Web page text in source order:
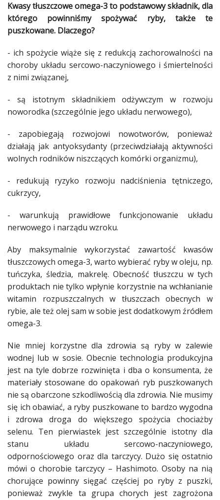
Kwasy tłuszczowe omega-3 to podstawowy składnik, dla
którego powinniśmy spożywać ryby, także te
puszkowane. Dlaczego?
- ich spożycie wiąże się z redukcją zachorowalności na
choroby układu sercowo-naczyniowego i śmiertelności
z nimi związanej,
- są istotnym składnikiem odżywczym w rozwoju
noworodka (szczególnie jego układu nerwowego),
- zapobiegają rozwojowi nowotworów, ponieważ
działają jak antyoksydanty (przeciwdziałają aktywności
wolnych rodników niszczących komórki organizmu),
- redukują ryzyko rozwoju nadciśnienia tętniczego,
cukrzycy,
- warunkują prawidłowe funkcjonowanie układu
nerwowego i narządu wzroku.
Aby maksymalnie wykorzystać zawartość kwasów
tłuszczowych omega-3, warto wybierać ryby w oleju, np.
tuńczyka, śledzia, makrelę. Obecność tłuszczu w tych
produktach nie tylko wpłynie korzystnie na wchłanianie
witamin rozpuszczalnych w tłuszczach obecnych w
rybie, ale też olej sam w sobie jest dodatkowym źródłem
omega-3.
Nie mniej korzystne dla zdrowia są ryby w zalewie
wodnej lub w sosie. Obecnie technologia produkcyjna
jest na tyle dobrze rozwinięta i dba o konsumenta, że
materiały stosowane do opakowań ryb puszkowanych
nie są obarczone szkodliwością dla zdrowia. Nie musimy
się ich obawiać, a ryby puszkowane to bardzo wygodna
i zdrowa droga do większego spożycia chociażby
selenu. Ten pierwiastek jest szczególnie istotny dla
stanu układu sercowo-naczyniowego,
odpornościowego oraz dla tarczycy. Dużo się ostatnio
mówi o chorobie tarczycy – Hashimoto. Osoby na nią
chorujące powinny sięgać częściej po ryby z puszki,
ponieważ zwykle ta grupa chorych jest zagrożona